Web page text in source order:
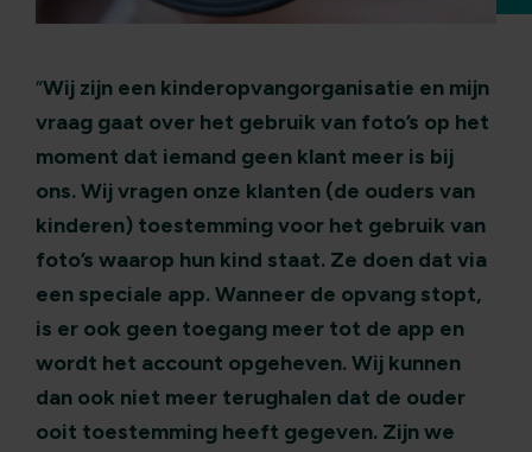
“Wij zijn een kinderopvangorganisatie en mijn
vraag gaat over het gebruik van foto’s op het
moment dat iemand geen klant meer is bij
ons.Wij vragen onze klanten (de ouders van
kinderen) toestemming voor het gebruik van
foto’s waarop hun kind staat. Ze doen dat via
een speciale app. Wanneer de opvang stopt,
is er ook geen toegang meer tot de app en
wordt het account opgeheven. Wij kunnen
dan ook niet meer terughalen dat de ouder
ooit toestemming heeft gegeven. Zijn we